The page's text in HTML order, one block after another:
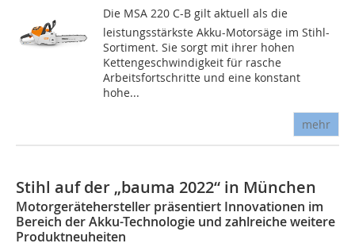
Die MSA 220 C-B gilt aktuell als die
leistungsstärkste Akku-Motorsäge im Stihl-
Sortiment. Sie sorgt mit ihrer hohen
Kettengeschwindigkeit für rasche
Arbeitsfortschritte und eine konstant
hohe...
mehr
Stihl auf der „bauma 2022“ in München
Motorgerätehersteller präsentiert Innovationen im
Bereich der Akku-Technologie und zahlreiche weitere
Produktneuheiten